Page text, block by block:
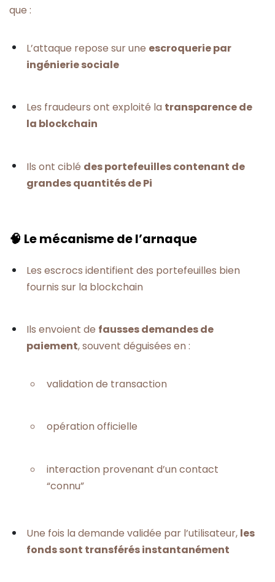
que :
L’attaque repose sur une escroquerie par
ingénierie sociale
Les fraudeurs ont exploité la transparence de
la blockchain
Ils ont ciblé des portefeuilles contenant de
grandes quantités de Pi
🧠 Le mécanisme de l’arnaque
Les escrocs identifient des portefeuilles bien
fournis sur la blockchain
Ils envoient de fausses demandes de
paiement, souvent déguisées en :
validation de transaction
opération officielle
interaction provenant d’un contact
“connu”
Une fois la demande validée par l’utilisateur, les
fonds sont transférés instantanément